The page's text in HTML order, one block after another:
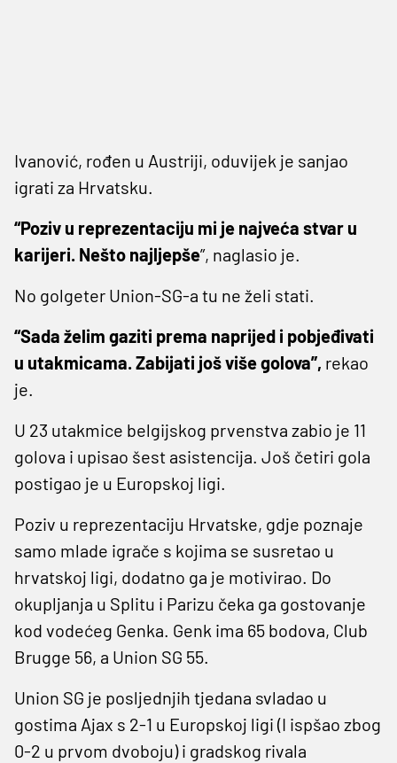
Ivanović, rođen u Austriji, oduvijek je sanjao
igrati za Hrvatsku.
“Poziv u reprezentaciju mi je najveća stvar u
karijeri. Nešto najljepše”, naglasio je.
No golgeter Union-SG-a tu ne želi stati.
“Sada želim gaziti prema naprijed i pobjeđivati
u utakmicama. Zabijati još više golova”, rekao
je.
U 23 utakmice belgijskog prvenstva zabio je 11
golova i upisao šest asistencija. Još četiri gola
postigao je u Europskoj ligi.
Poziv u reprezentaciju Hrvatske, gdje poznaje
samo mlade igrače s kojima se susretao u
hrvatskoj ligi, dodatno ga je motivirao. Do
okupljanja u Splitu i Parizu čeka ga gostovanje
kod vodećeg Genka. Genk ima 65 bodova, Club
Brugge 56, a Union SG 55.
Union SG je posljednjih tjedana svladao u
gostima Ajax s 2-1 u Europskoj ligi (I ispšao zbog
0-2 u prvom dvoboju) i gradskog rivala